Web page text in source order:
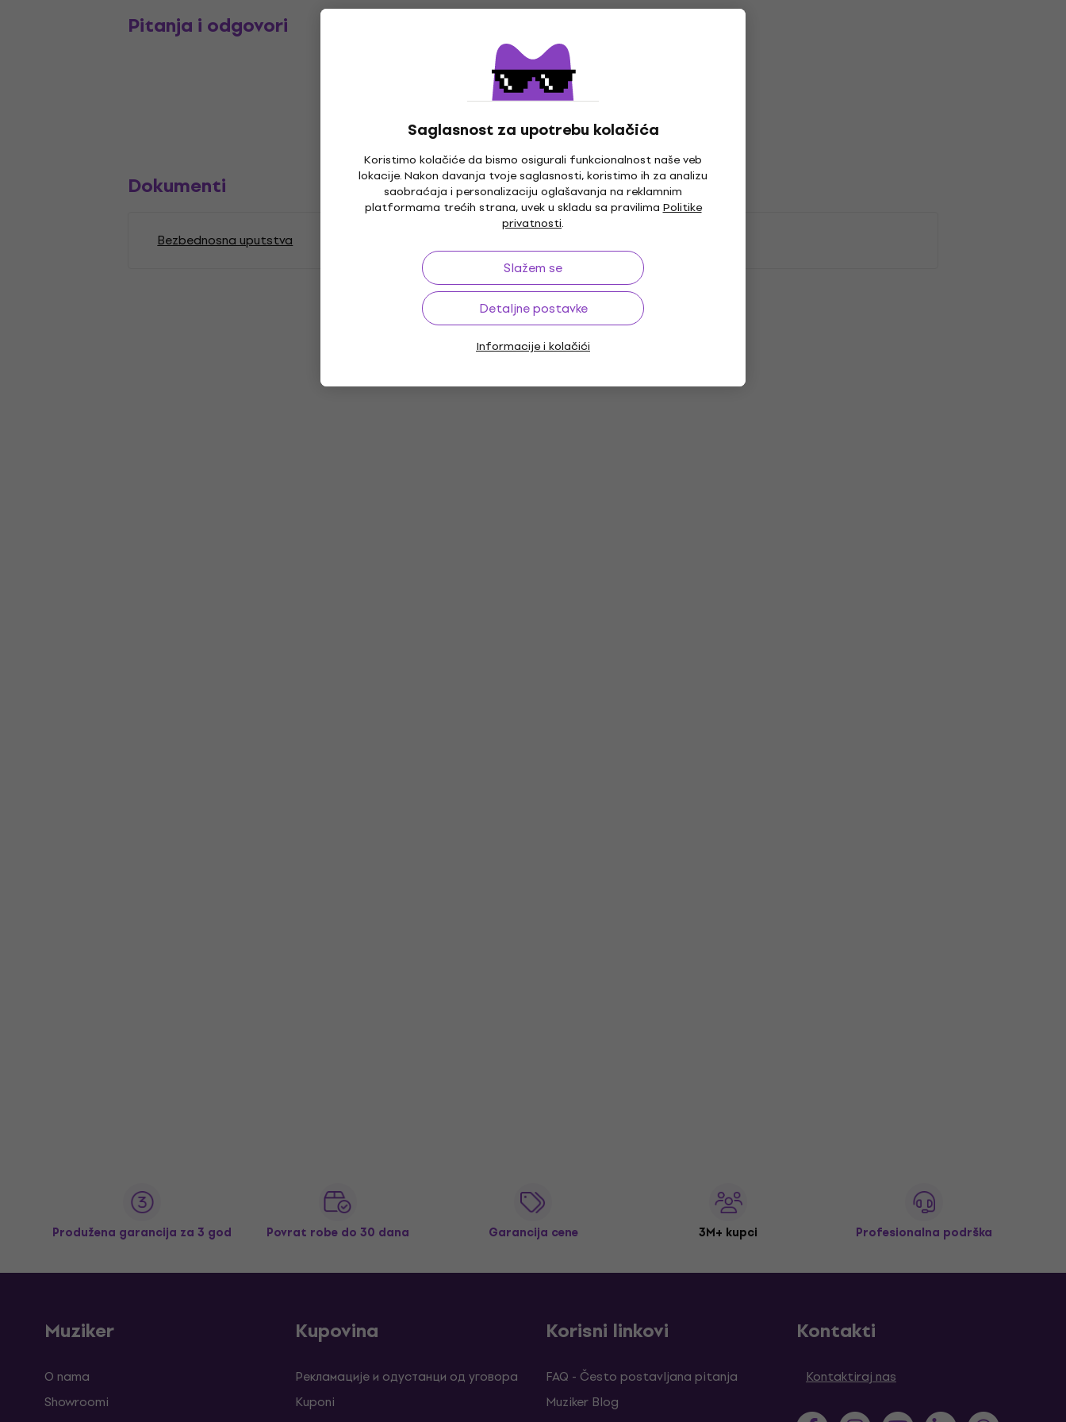
Saglasnost za upotrebu kolačića
Koristimo kolačiće da bismo osigurali funkcionalnost naše veb
lokacije. Nakon davanja tvoje saglasnosti, koristimo ih za analizu
saobraćaja i personalizaciju oglašavanja na reklamnim
platformama trećih strana, uvek u skladu sa pravilima Politike
privatnosti.
Slažem se
Detaljne postavke
Informacije i kolačići
Pitanja i odgovori
Dokumenti
Bezbednosna uputstva
Produžena garancija za 3 god Povrat robe do 30 dana Garancija cene 3M+ kupci Profesionalna podrška
Muziker
O nama
Showroomi
Kupovina
Рекламације и одустанци од уговора
Kuponi
Korisni linkovi
FAQ - Često postavljana pitanja
Muziker Blog
Kontakti
Kontaktiraj nas